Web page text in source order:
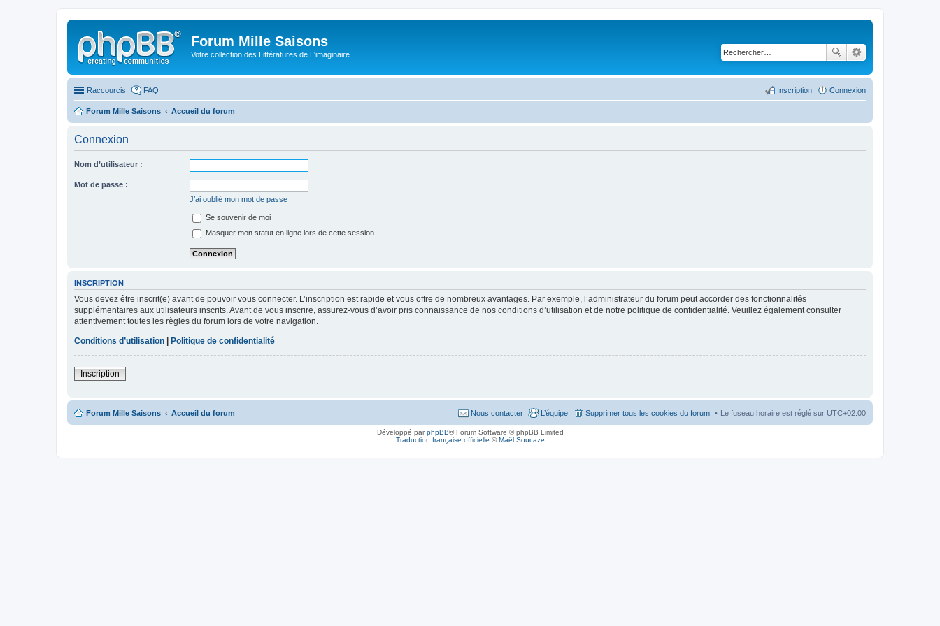
Forum Mille Saisons
Votre collection des Littératures de L'imaginaire
Raccourcis FAQ Connexion
Inscription
Forum Mille Saisons Accueil du forum
Connexion
Nom d’utilisateur :
Mot de passe :
J’ai oublié mon mot de passe
Se souvenir de moi
Masquer mon statut en ligne lors de cette session
INSCRIPTION
Vous devez être inscrit(e) avant de pouvoir vous connecter. L’inscription est rapide et vous offre de nombreux avantages. Par exemple, l’administrateur du forum peut accorder des fonctionnalités
supplémentaires aux utilisateurs inscrits. Avant de vous inscrire, assurez-vous d’avoir pris connaissance de nos conditions d’utilisation et de notre politique de confidentialité. Veuillez également consulter
attentivement toutes les règles du forum lors de votre navigation.
Conditions d’utilisation
Politique de confidentialité
Inscription
Forum Mille Saisons Accueil du forum Le fuseau horaire est réglé sur UTC+02:00
Supprimer tous les cookies du forum
L’équipe
Nous contacter
Développé parphpBB® Forum Software © phpBB Limited
Traduction française officielle ©Maël Soucaze